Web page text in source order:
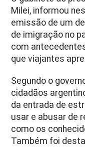
Milei, informou
emissão de um
de imigração no
com
que viajantes
Segundo o
cidadãos
da entrada de
usar e abusar de
como os
Também foi